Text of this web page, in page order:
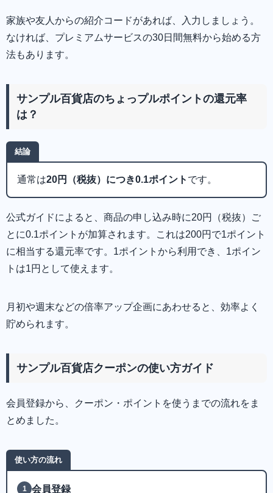
家族や友人からの紹介コードがあれば、入力しましょう。
なければ、プレミアムサービスの30日間無料から始める方
法もあります。
サンプル百貨店のちょっプルポイントの還元率
は？
結論
通常は20円（税抜）につき0.1ポイント です。
公式ガイドによると、商品の申し込み時に20円（税抜）ご
とに0.1ポイントが加算されます。これは200円で1ポイント
に相当する還元率です。1ポイントから利用でき、1ポイン
トは1円として使えます。
月初や週末などの倍率アップ企画にあわせると、効率よく
貯められます。
サンプル百貨店クーポンの使い方ガイド
会員登録から、クーポン・ポイントを使うまでの流れをま
とめました。
使い方の流れ
1 会員登録